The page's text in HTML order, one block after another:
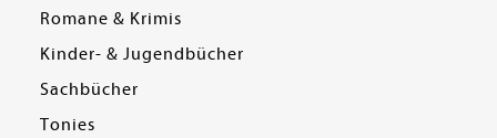
Romane & Krimis
Kinder- & Jugendbücher
Sachbücher
Tonies